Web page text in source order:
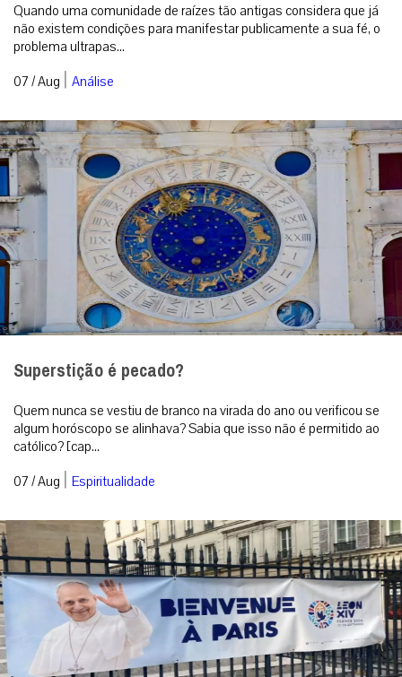
Quando uma comunidade de raízes tão antigas considera que já
não existem condições para manifestar publicamente a sua fé, o
problema ultrapas...
07 / Aug | Análise
Superstição é pecado?
Quem nunca se vestiu de branco na virada do ano ou verificou se
algum horóscopo se alinhava? Sabia que isso não é permitido ao
católico? [cap...
07 / Aug | Espiritualidade